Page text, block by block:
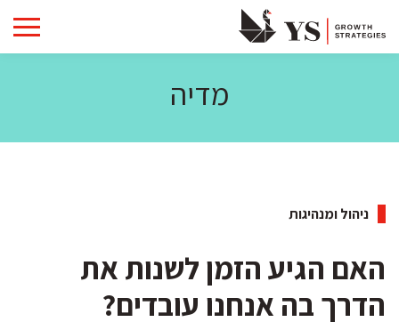
מדיה
ניהול ומנהיגות
האם הגיע הזמן לשנות את
הדרך בה אנחנו עובדים?